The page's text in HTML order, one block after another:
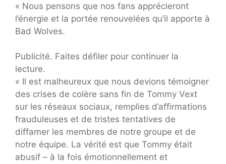
« Nous pensons que nos fans apprécieront
l’énergie et la portée renouvelées qu’il apporte à
Bad Wolves.
Publicité. Faites défiler pour continuer la
lecture.
« Il est malheureux que nous devions témoigner
des crises de colère sans fin de Tommy Vext
sur les réseaux sociaux, remplies d’affirmations
frauduleuses et de tristes tentatives de
diffamer les membres de notre groupe et de
notre équipe. La vérité est que Tommy était
abusif – à la fois émotionnellement et